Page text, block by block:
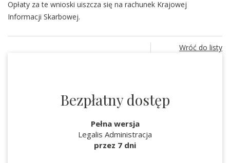
Opłaty za te wnioski uiszcza się na rachunek Krajowej
Informacji Skarbowej.
Wróć do listy
Bezpłatny dostęp
Pełna wersja
Legalis Administracja
przez 7 dni